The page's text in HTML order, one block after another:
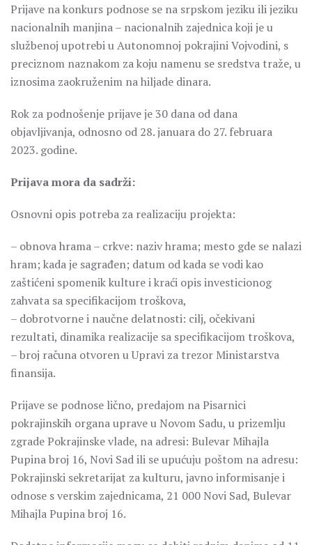
Prijave na konkurs podnose se na srpskom jeziku ili jeziku
nacionalnih manjina – nacionalnih zajednica koji je u
službenoj upotrebi u Autonomnoj pokrajini Vojvodini, s
preciznom naznakom za koju namenu se sredstva traže, u
iznosima zaokruženim na hiljade dinara.
Rok za podnošenje prijave je 30 dana od dana
objavljivanja, odnosno od 28. januara do 27. februara
2023. godine.
Prijava mora da sadrži:
Osnovni opis potreba za realizaciju projekta:
– obnova hrama – crkve: naziv hrama; mesto gde se nalazi
hram; kada je sagrađen; datum od kada se vodi kao
zaštićeni spomenik kulture i kraći opis investicionog
zahvata sa specifikacijom troškova,
– dobrotvorne i naučne delatnosti: cilj, očekivani
rezultati, dinamika realizacije sa specifikacijom troškova,
– broj računa otvoren u Upravi za trezor Ministarstva
finansija.
Prijave se podnose lično, predajom na Pisarnici
pokrajinskih organa uprave u Novom Sadu, u prizemlju
zgrade Pokrajinske vlade, na adresi: Bulevar Mihajla
Pupina broj 16, Novi Sad ili se upućuju poštom na adresu:
Pokrajinski sekretarijat za kulturu, javno informisanje i
odnose s verskim zajednicama, 21 000 Novi Sad, Bulevar
Mihajla Pupina broj 16.